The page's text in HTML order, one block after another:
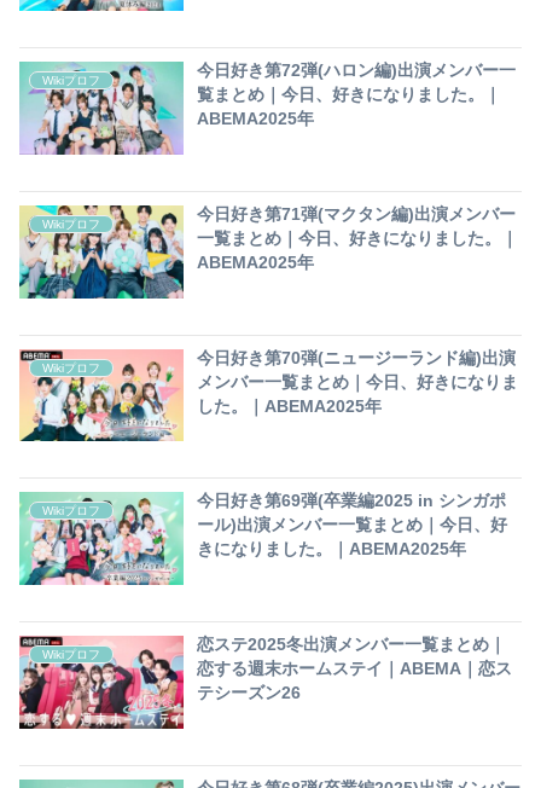
Wikiプロフ
今日好き第72弾(ハロン編)出演メンバー一
覧まとめ｜今日、好きになりました。｜
ABEMA2025年
Wikiプロフ
今日好き第71弾(マクタン編)出演メンバー
一覧まとめ｜今日、好きになりました。｜
ABEMA2025年
Wikiプロフ
今日好き第70弾(ニュージーランド編)出演
メンバー一覧まとめ｜今日、好きになりま
した。｜ABEMA2025年
Wikiプロフ
今日好き第69弾(卒業編2025 in シンガポ
ール)出演メンバー一覧まとめ｜今日、好
きになりました。｜ABEMA2025年
Wikiプロフ
恋ステ2025冬出演メンバー一覧まとめ｜
恋する週末ホームステイ｜ABEMA｜恋ス
テシーズン26